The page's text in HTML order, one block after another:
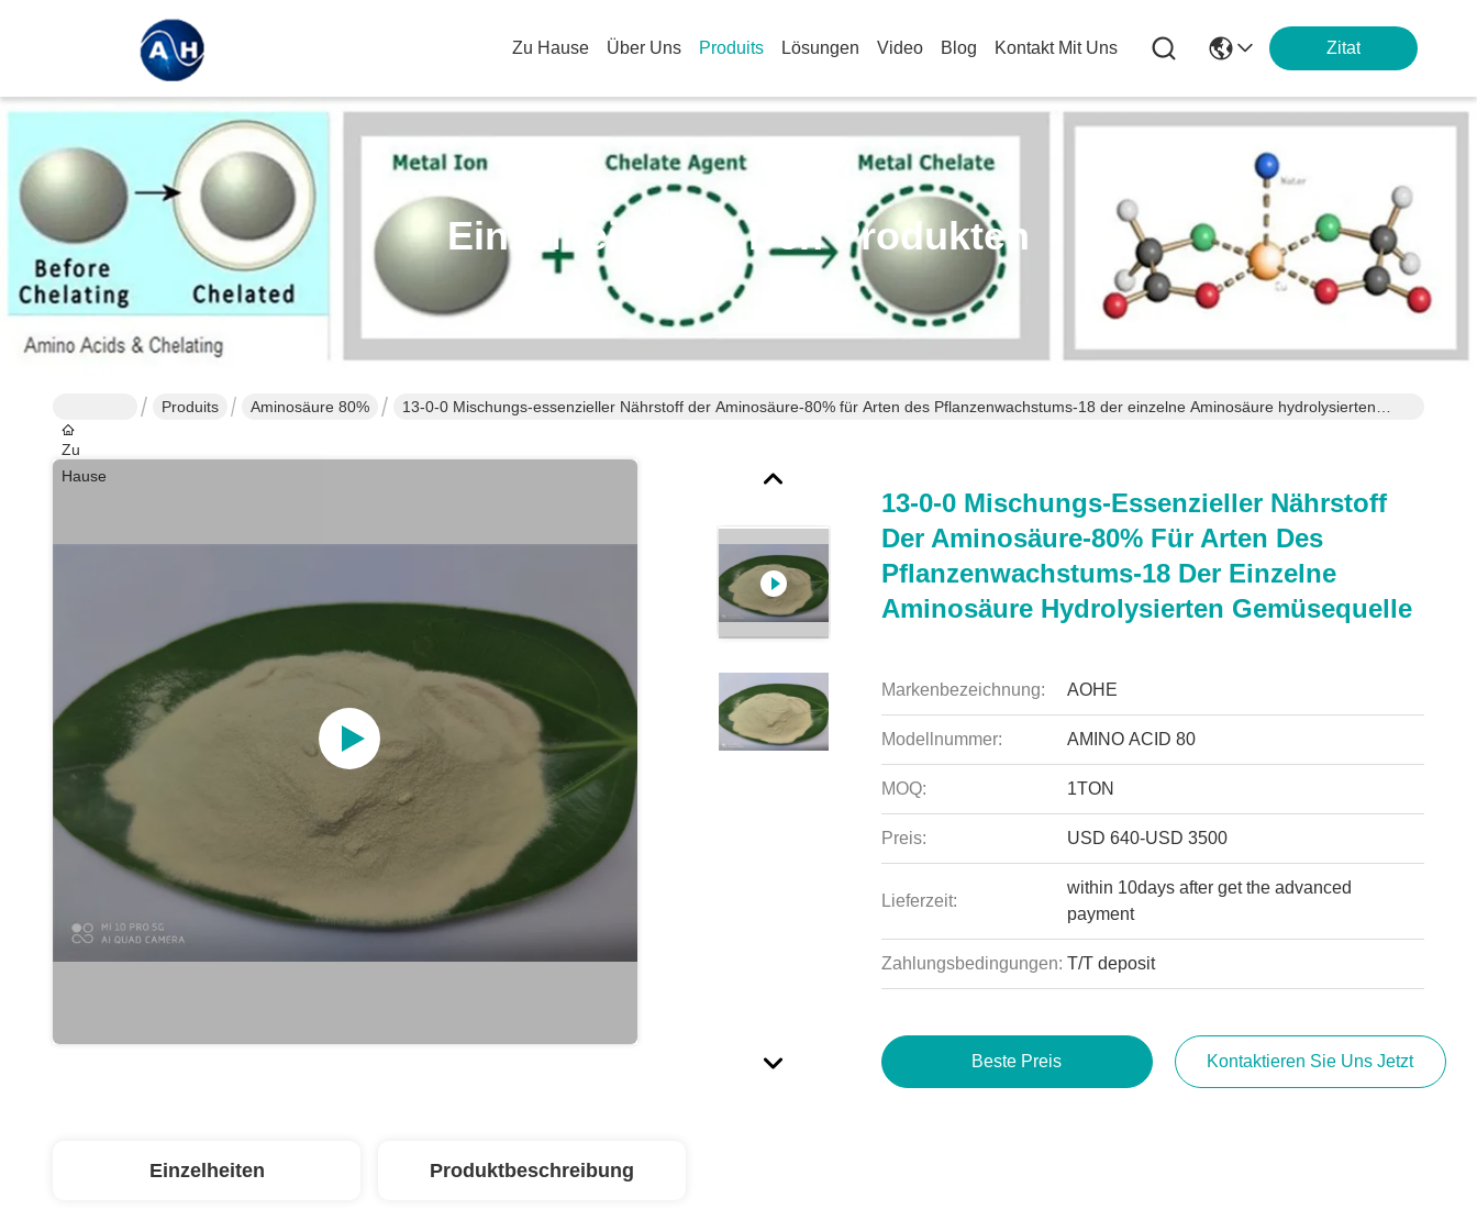
Zu Hause Über Uns Produits Lösungen Video Blog Kontakt Mit Uns Zitat
Einzelheiten Zu Den Produkten
Zu
Hause
Produits Aminosäure 80%
13-0-0 Mischungs-essenzieller Nährstoff der Aminosäure-80% für Arten des Pflanzenwachstums-18 der einzelne Aminosäure hydrolysierten
13-0-0 Mischungs-Essenzieller Nährstoff
Der Aminosäure-80% Für Arten Des
Pflanzenwachstums-18 Der Einzelne
Aminosäure Hydrolysierten Gemüsequelle
Markenbezeichnung: AOHE
Modellnummer: AMINO ACID 80
MOQ: 1TON
Preis: USD 640-USD 3500
Lieferzeit:
within 10days after get the advanced
payment
Zahlungsbedingungen: T/T deposit
Beste Preis Kontaktieren Sie Uns Jetzt
Einzelheiten Produktbeschreibung